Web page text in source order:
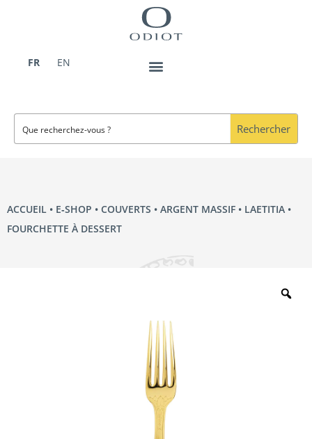
FR
EN
Rechercher
ACCUEIL • E‑SHOP • COUVERTS • ARGENT MASSIF • LAETITIA •
FOURCHETTE À DESSERT